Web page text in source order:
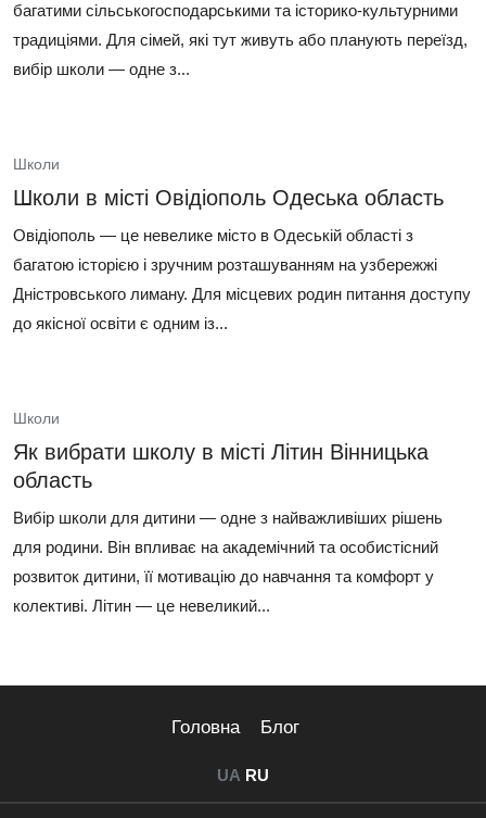
багатими сільськогосподарськими та історико-культурними
традиціями. Для сімей, які тут живуть або планують переїзд,
вибір школи — одне з...
Школи
Школи в місті Овідіополь Одеська область
Овідіополь — це невелике місто в Одеській області з
багатою історією і зручним розташуванням на узбережжі
Дністровського лиману. Для місцевих родин питання доступу
до якісної освіти є одним із...
Школи
Як вибрати школу в місті Літин Вінницька
область
Вибір школи для дитини — одне з найважливіших рішень
для родини. Він впливає на академічний та особистісний
розвиток дитини, її мотивацію до навчання та комфорт у
колективі. Літин — це невеликий...
Головна Блог
UA RU